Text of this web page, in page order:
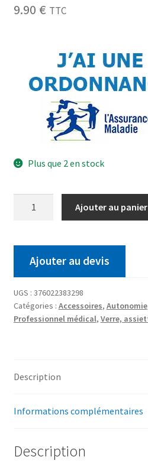
9.90 € TTC
Plus que 2 en stock
Ajouter au panier
Ajouter au devis
UGS : 376022383298
Catégories : Accessoires, Autonomie
Professionnel médical, Verre,
Description
Informations complémentaires
Description